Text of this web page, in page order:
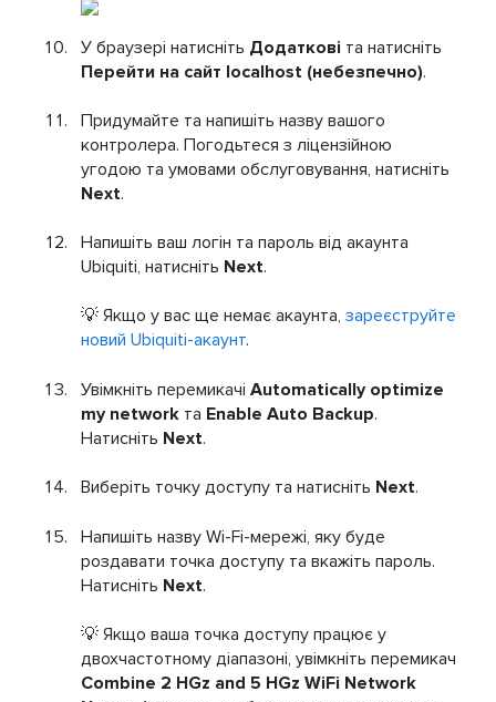
У браузері натисніть Додаткові та натисніть
Перейти на сайт localhost (небезпечно).
Придумайте та напишіть назву вашого
контролера. Погодьтеся з ліцензійною
угодою та умовами обслуговування, натисніть
Next.
Напишіть ваш логін та пароль від акаунта
Ubiquiti, натисніть Next.
💡 Якщо у вас ще немає акаунта, зареєструйте
новий Ubiquiti-акаунт.
Увімкніть перемикачі Automatically optimize
my network та Enable Auto Backup.
Натисніть Next.
Виберіть точку доступу та натисніть Next.
Напишіть назву Wi-Fi-мережі, яку буде
роздавати точка доступу та вкажіть пароль.
Натисніть Next.
💡 Якщо ваша точка доступу працює у
двохчастотному діапазоні, увімкніть перемикач
Combine 2 HGz and 5 HGz WiFi Network